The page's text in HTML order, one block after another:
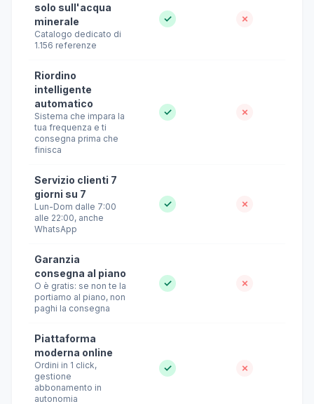
solo sull'acqua
minerale
Catalogo dedicato di
1.156 referenze
✓ ✗
Riordino
intelligente
automatico
Sistema che impara la
tua frequenza e ti
consegna prima che
finisca
✓ ✗
Servizio clienti 7
giorni su 7
Lun-Dom dalle 7:00
alle 22:00, anche
WhatsApp
✓ ✗
Garanzia
consegna al piano
O è gratis: se non te la
portiamo al piano, non
paghi la consegna
✓ ✗
Piattaforma
moderna online
Ordini in 1 click,
gestione
abbonamento in
autonomia
✓ ✗